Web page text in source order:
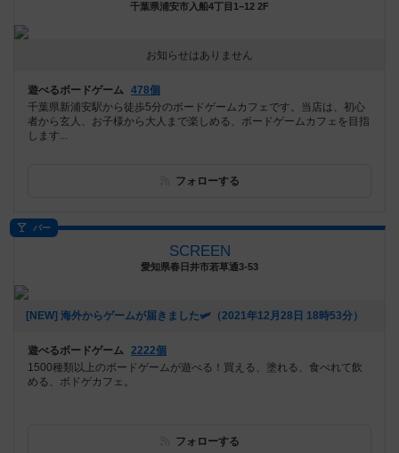
千葉県浦安市入船4丁目1−12 2F
お知らせはありません
遊べるボードゲーム 478個
千葉県新浦安駅から徒歩5分のボードゲームカフェです。当店は、初心
者から玄人、お子様から大人まで楽しめる、ボードゲームカフェを目指
します...
フォローする
バー
SCREEN
愛知県春日井市若草通3-53
[NEW] 海外からゲームが届きました🛩（2021年12月28日 18時53分）
遊べるボードゲーム 2222個
1500種類以上のボードゲームが遊べる！買える、塗れる、食べれて飲
める、ボドゲカフェ。
フォローする